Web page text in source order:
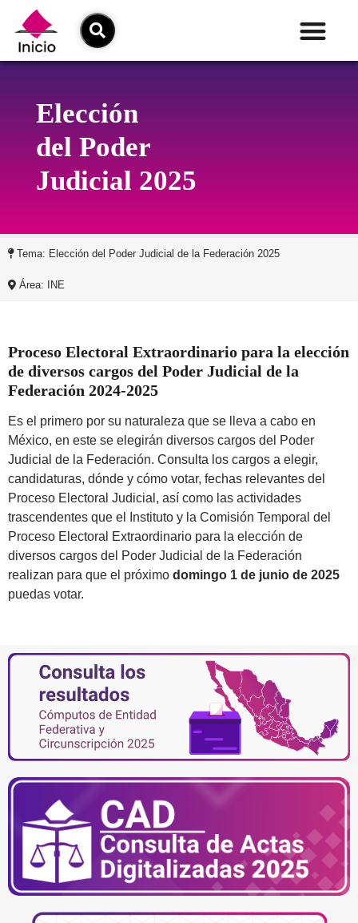
Elección
del Poder
Judicial 2025
Tema: Elección del Poder Judicial de la Federación 2025
Área: INE
Proceso Electoral Extraordinario para la elección
de diversos cargos del Poder Judicial de la
Federación 2024-2025
Es el primero por su naturaleza que se lleva a cabo en
México, en este se elegirán diversos cargos del Poder
Judicial de la Federación. Consulta los cargos a elegir,
candidaturas, dónde y cómo votar, fechas relevantes del
Proceso Electoral Judicial, así como las actividades
trascendentes que el Instituto y la Comisión Temporal del
Proceso Electoral Extraordinario para la elección de
diversos cargos del Poder Judicial de la Federación
realizan para que el próximo domingo 1 de junio de 2025
puedas votar.